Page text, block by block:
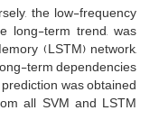
the low-frequency
long-term trend, was
(LSTM) network,
term dependencies
was obtained
all SVM and LSTM